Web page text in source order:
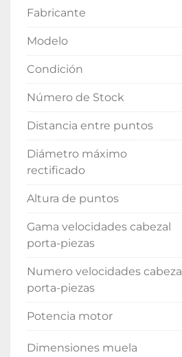
Fabricante
Modelo
Condición
Número de Stock
Distancia entre puntos
Diámetro máximo
rectificado
Altura de puntos
Gama velocidades cabezal
porta-piezas
Numero velocidades cabezal
porta-piezas
Potencia motor
Dimensiones muela